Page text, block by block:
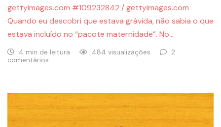
gettyimages.com #109232842 / gettyimages.com
Quando eu descobri que estava grávida, não sabia o que
estava incluído no “pacote maternidade”. No…
4 min de leitura 484 visualizações
2
comentários